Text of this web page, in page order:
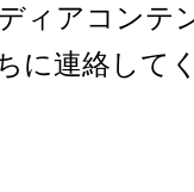
ィアコンテ
に連絡して